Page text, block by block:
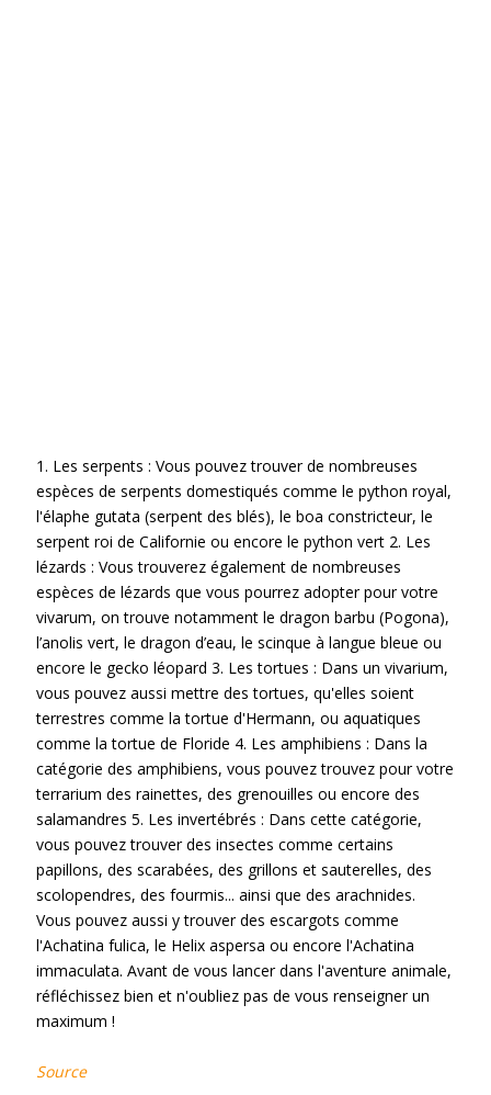
1. Les serpents : Vous pouvez trouver de nombreuses
espèces de serpents domestiqués comme le python royal,
l'élaphe gutata (serpent des blés), le boa constricteur, le
serpent roi de Californie ou encore le python vert 2. Les
lézards : Vous trouverez également de nombreuses
espèces de lézards que vous pourrez adopter pour votre
vivarum, on trouve notamment le dragon barbu (Pogona),
l’anolis vert, le dragon d’eau, le scinque à langue bleue ou
encore le gecko léopard 3. Les tortues : Dans un vivarium,
vous pouvez aussi mettre des tortues, qu'elles soient
terrestres comme la tortue d'Hermann, ou aquatiques
comme la tortue de Floride 4. Les amphibiens : Dans la
catégorie des amphibiens, vous pouvez trouvez pour votre
terrarium des rainettes, des grenouilles ou encore des
salamandres 5. Les invertébrés : Dans cette catégorie,
vous pouvez trouver des insectes comme certains
papillons, des scarabées, des grillons et sauterelles, des
scolopendres, des fourmis... ainsi que des arachnides.
Vous pouvez aussi y trouver des escargots comme
l'Achatina fulica, le Helix aspersa ou encore l'Achatina
immaculata. Avant de vous lancer dans l'aventure animale,
réfléchissez bien et n'oubliez pas de vous renseigner un
maximum !
Source